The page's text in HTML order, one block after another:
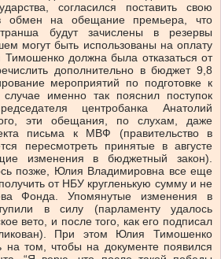
согласился поставить свою
обмен на обещание премьера, что
транша будут зачислены в резервы
могут быть использованы на оплату
должна была отказаться от
дополнительно в бюджет 9,8
мероприятий по подготовке к
именно так пояснил поступок
центробанка Анатолий
эти обещания, по слухам, даже
письма к МВФ (правительство в
пересмотреть принятые в августе
изменения в бюджетный закон).
позже, Юлия Владимировна все еще
от НБУ кругленькую сумму и не
Фонда. Упомянутые изменения в
в силу (парламенту удалось
вето, и после того, как его подписал
При этом Юлия Тимошенко
на том, чтобы на документе появился